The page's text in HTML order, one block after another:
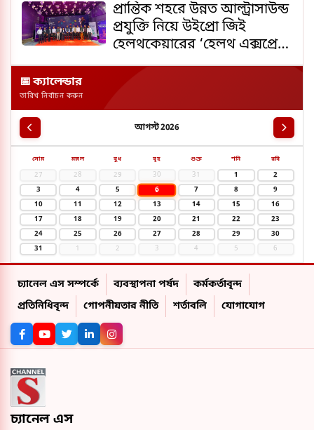
প্রান্তিক শহরে উন্নত আল্ট্রাসাউন্ড
প্রযুক্তি নিয়ে উইপ্রো জিই
হেলথকেয়ারের ‘হেলথ এক্সপ্রেস’
চালু
📅 ক্যালেন্ডার
তারিখ নির্বাচন করুন
আগস্ট 2026
সোম মঙ্গল বুধ বৃহ শুক্র শনি রবি
27 28 29 30 31 1
2
3
4 5 6 7 8
9
10
11 12 13 14 15
16
17
18 19 20 21 22
23
24
25 26 27 28 29
30
31
1 2 3 4 5 6
চ্যানেল এস সম্পর্কে ব্যবস্থাপনা পর্ষদ
কর্মকর্তাবৃন্দ
প্রতিনিধিবৃন্দ
গোপনীয়তার নীতি শর্তাবলি যোগাযোগ
চ্যানেল এস